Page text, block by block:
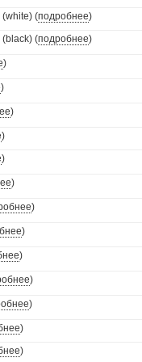
(white) (подробнее)
(black) (подробнее)
)
)
)
)
)
)
)
)
)
)
)
)
)